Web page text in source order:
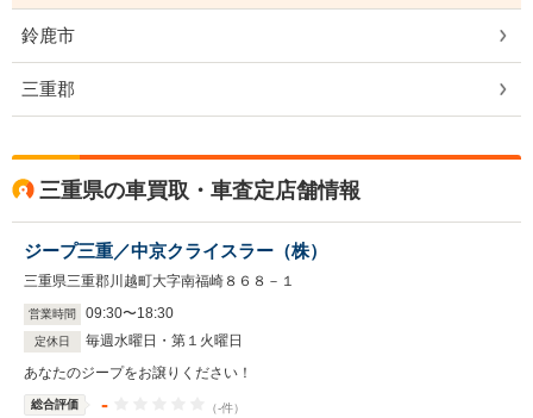
鈴鹿市
三重郡
三重県の車買取・車査定店舗情報
ジープ三重／中京クライスラー（株）
三重県三重郡川越町大字南福崎８６８－１
営業時間 09:30〜18:30
定休日
毎週水曜日・第１火曜日
あなたのジープをお譲りください！
総合評価 - （-件）